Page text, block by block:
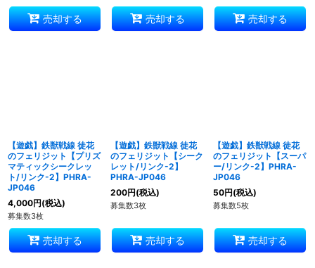
売却する 売却する 売却する
【遊戯】鉄獣戦線 徒花
のフェリジット【プリズ
マティックシークレッ
ト/リンク-2】PHRA-
JP046
4,000円(税込)
募集数3枚
売却する
【遊戯】鉄獣戦線 徒花
のフェリジット【シーク
レット/リンク-2】
PHRA-JP046
200円(税込)
募集数3枚
売却する
【遊戯】鉄獣戦線 徒花
のフェリジット【スーパ
ー/リンク-2】PHRA-
JP046
50円(税込)
募集数5枚
売却する